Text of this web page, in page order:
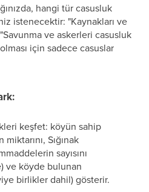
hangi tür casusluk
istenecektir: "Kaynakları ve
ve askerleri casusluk
için sadece casuslar
keşfet: köyün sahip
Sığınak
sayısını
ve köyde bulunan
birlikler dahil) gösterir.